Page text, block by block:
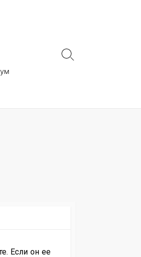
Search
Если он ее